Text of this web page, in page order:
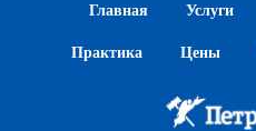
Главная Услуги
Практика Цены